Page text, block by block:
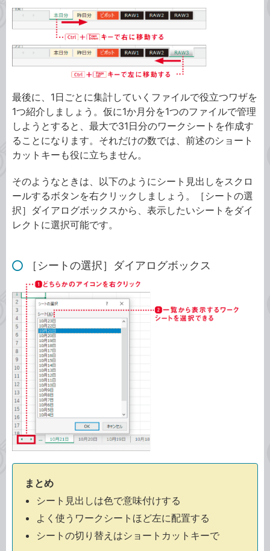
最後に、1日ごとに集計していくファイルで役立つワザを
1つ紹介しましょう。仮に1か月分を1つのファイルで管理
しようとすると、最大で31日分のワークシートを作成す
ることになります。それだけの数では、前述のショート
カットキーも役に立ちません。
そのようなときは、以下のようにシート見出しをスクロ
ールするボタンを右クリックしましょう。［シートの選
択］ダイアログボックスから、表示したいシートをダイ
レクトに選択可能です。
［シートの選択］ダイアログボックス
まとめ
シート見出しは色で意味付けする
よく使うワークシートほど左に配置する
シートの切り替えはショートカットキーで